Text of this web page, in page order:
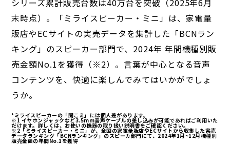
末時点）。「ミライスピーカー・ミニ」は、家電量
販店やECサイトの実売データを集計した「BCNラン
キング」のスピーカー部門で、2024年 年間機種別販
売金額No.1を獲得（※2）。言葉が中心となる音声
コンテンツを、快適に楽しんでみてはいかがでしょ
うか。
*ミライスピーカーの「聞こえ」には個人差があります。
※1 イヤホンジャックなど3.5mm音声ケーブルの差し込みが可能であればご利用いた
だけます。詳しくは、お使いの機器の取り扱い説明書をご確認ください。
※2「ミライスピーカー・ミニ」が、全国の家電量販店やECサイトから収集した実売
データランキング「BCNランキング」のスピーカ部門にて、2024年1月~12月機種別
販売金額の年間No.1を獲得